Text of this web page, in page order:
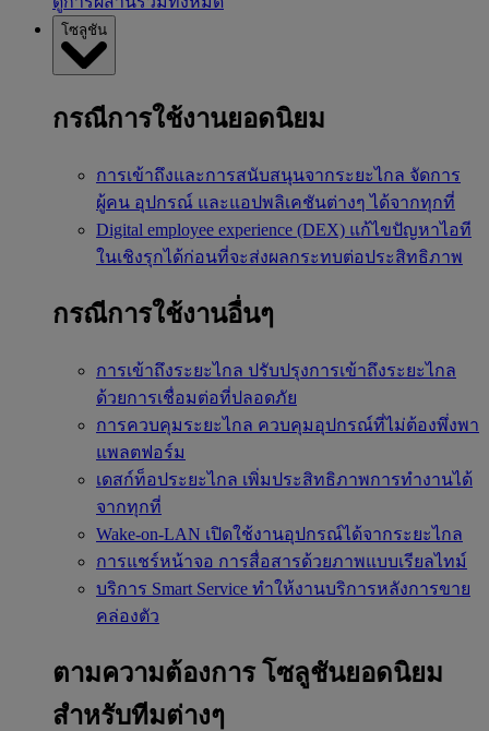
โซลูชัน
กรณีการใช้งานยอดนิยม
การเข้าถึงและการสนับสนุนจากระยะไกล จัดการ
ผู้คน อุปกรณ์ และแอปพลิเคชันต่างๆ ได้จากทุกที่
Digital employee experience (DEX) แก้ไขปัญหาไอที
ในเชิงรุกได้ก่อนที่จะส่งผลกระทบต่อประสิทธิภาพ
กรณีการใช้งานอื่นๆ
การเข้าถึงระยะไกล ปรับปรุงการเข้าถึงระยะไกล
ด้วยการเชื่อมต่อที่ปลอดภัย
การควบคุมระยะไกล ควบคุมอุปกรณ์ที่ไม่ต้องพึ่งพา
แพลตฟอร์ม
เดสก์ท็อประยะไกล เพิ่มประสิทธิภาพการทำงานได้
จากทุกที่
Wake-on-LAN เปิดใช้งานอุปกรณ์ได้จากระยะไกล
การแชร์หน้าจอ การสื่อสารด้วยภาพแบบเรียลไทม์
บริการ Smart Service ทำให้งานบริการหลังการขาย
คล่องตัว
ตามความต้องการ โซลูชันยอดนิยม
สำหรับทีมต่างๆ